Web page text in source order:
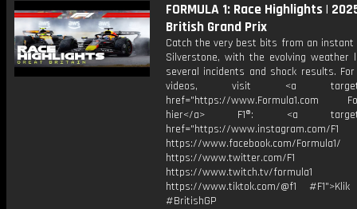
FORMULA 1: Race Highlights |
British Grand Prix
Catch the very best bits from an instant
Silverstone, with the evolving weather
several incidents and shock results. For
videos, visit <a
href="https://www.Formula1.com
hier</a> F1®: <a
href="https://www.instagram.com/F1
https://www.facebook.com/Formula1/
https://www.twitter.com/F1
https://www.twitch.tv/formula1
https://www.tiktok.com/@f1
#BritishGP